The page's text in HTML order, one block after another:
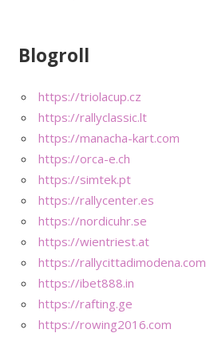
Blogroll
https://triolacup.cz
https://rallyclassic.lt
https://manacha-kart.com
https://orca-e.ch
https://simtek.pt
https://rallycenter.es
https://nordicuhr.se
https://wientriest.at
https://rallycittadimodena.com
https://ibet888.in
https://rafting.ge
https://rowing2016.com